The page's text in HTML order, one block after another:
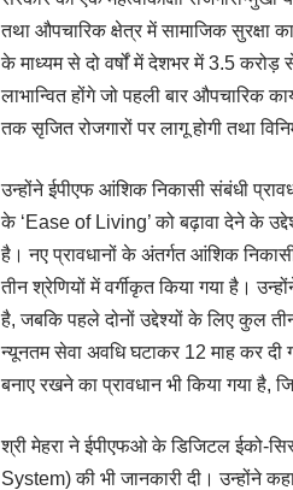
तथा औपचारिक क्षेत्र में सामाजिक सुरक्षा
के माध्यम से दो वर्षों में देशभर में 3.5
लाभान्वित होंगे जो पहली बार औपचारिक
तक सृजित रोजगारों पर लागू होगी तथा
उन्होंने ईपीएफ आंशिक निकासी संबंधी
के ‘Ease of Living’ को बढ़ावा देने के
है। नए प्रावधानों के अंतर्गत आंशिक
तीन श्रेणियों में वर्गीकृत किया गया है।
है, जबकि पहले दोनों उद्देश्यों के लिए कुल
न्यूनतम सेवा अवधि घटाकर 12 माह कर
बनाए रखने का प्रावधान भी किया गया है,
श्री मेहरा ने ईपीएफओ के डिजिटल ईको-
System) की भी जानकारी दी। उन्होंने